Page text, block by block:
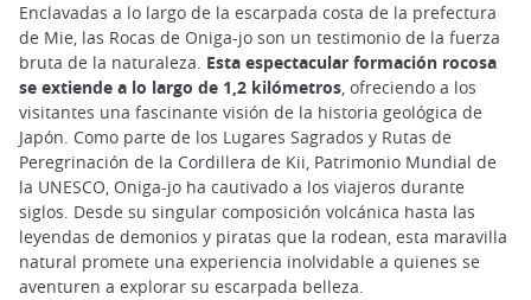
Enclavadas a lo largo de la escarpada costa de la prefectura
de Mie, las Rocas de Oniga-jo son un testimonio de la fuerza
bruta de la naturaleza. Esta espectacular formación rocosa
se extiende a lo largo de 1,2 kilómetros, ofreciendo a los
visitantes una fascinante visión de la historia geológica de
Japón. Como parte de los Lugares Sagrados y Rutas de
Peregrinación de la Cordillera de Kii, Patrimonio Mundial de
la UNESCO, Oniga-jo ha cautivado a los viajeros durante
siglos. Desde su singular composición volcánica hasta las
leyendas de demonios y piratas que la rodean, esta maravilla
natural promete una experiencia inolvidable a quienes se
aventuren a explorar su escarpada belleza.